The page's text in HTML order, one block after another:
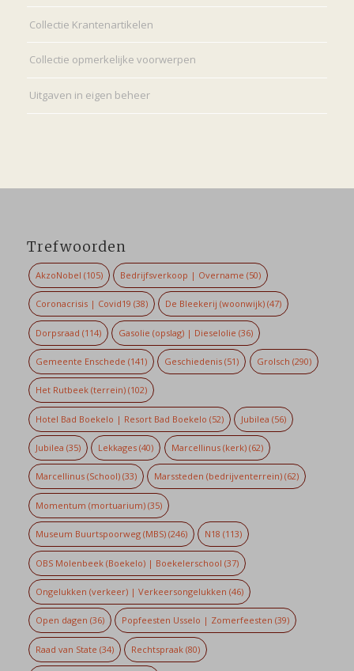
Collectie Krantenartikelen
Collectie opmerkelijke voorwerpen
Uitgaven in eigen beheer
Trefwoorden
AkzoNobel (105) Bedrijfsverkoop | Overname (50)
Coronacrisis | Covid19 (38) De Bleekerij (woonwijk) (47)
Dorpsraad (114) Gasolie (opslag) | Dieselolie (36)
Gemeente Enschede (141) Geschiedenis (51) Grolsch (290)
Het Rutbeek (terrein)(102)
Hotel Bad Boekelo | Resort Bad Boekelo (52) Jubilea (56)
Jubilea (35) Lekkages (40) Marcellinus (kerk)(62)
Marcellinus (School)(33) Marssteden (bedrijventerrein) (62)
Momentum (mortuarium)(35)
Museum Buurtspoorweg (MBS)(246) N18 (113)
OBS Molenbeek (Boekelo) | Boekelerschool (37)
Ongelukken (verkeer) | Verkeersongelukken (46)
Open dagen (36) Popfeesten Usselo | Zomerfeesten (39)
Raad van State (34) Rechtspraak (80)